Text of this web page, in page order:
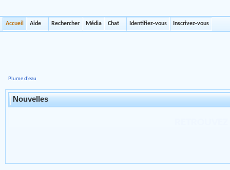
Accueil Aide Rechercher Média Chat Identifiez-vous Inscrivez-vous
Plume d'eau
Nouvelles